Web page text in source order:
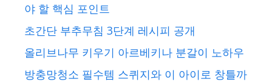
야 할 핵심 포인트
초간단 부추무침 3단계 레시피 공개
올리브나무 키우기 아르베키나 분갈이 노하우
방충망청소 필수템 스퀴지와 이 아이로 창틀까